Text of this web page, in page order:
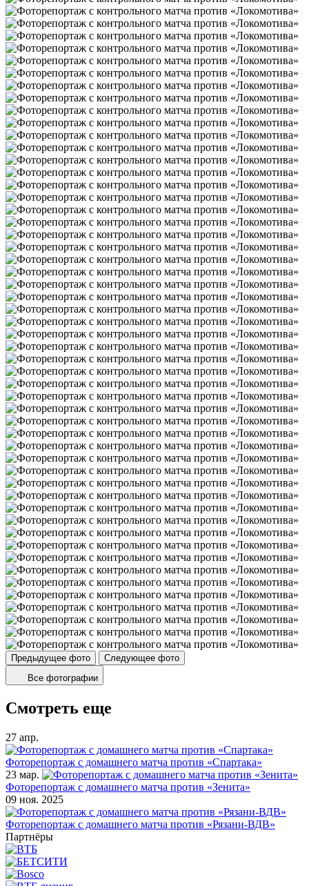
Предыдущее фото
Следующее фото
Все фотографии
Смотреть еще
27 апр.
Фоторепортаж с домашнего матча против «Спартака»
23 мар.
Фоторепортаж с домашнего матча против «Зенита»
09 ноя. 2025
Фоторепортаж с домашнего матча против «Рязани-ВДВ»
Партнёры